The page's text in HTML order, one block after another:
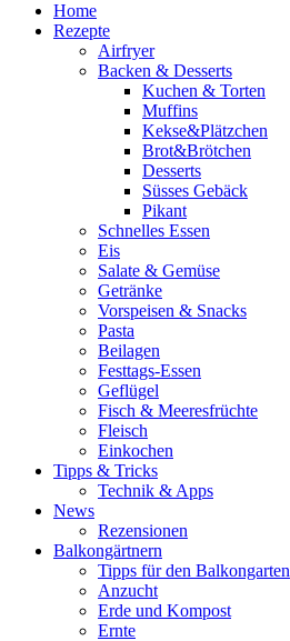
Home
Rezepte
Airfryer
Backen & Desserts
Kuchen & Torten
Muffins
Kekse&Plätzchen
Brot&Brötchen
Desserts
Süsses Gebäck
Pikant
Schnelles Essen
Eis
Salate & Gemüse
Getränke
Vorspeisen & Snacks
Pasta
Beilagen
Festtags-Essen
Geflügel
Fisch & Meeresfrüchte
Fleisch
Einkochen
Tipps & Tricks
Technik & Apps
News
Rezensionen
Balkongärtnern
Tipps für den Balkongarten
Anzucht
Erde und Kompost
Ernte